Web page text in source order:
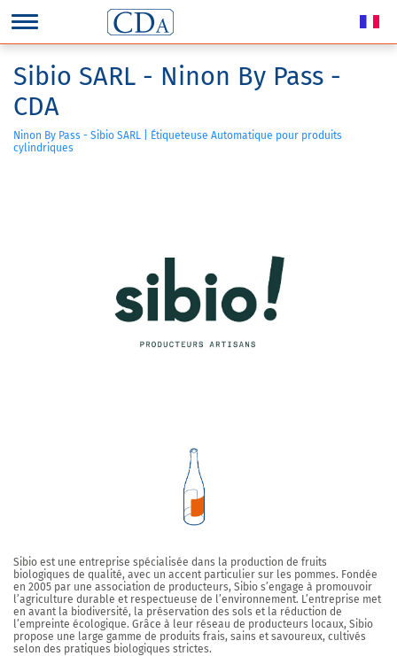
Sibio SARL - Ninon By Pass -
CDA
Ninon By Pass - Sibio SARL | Étiqueteuse Automatique pour produits
cylindriques
Sibio est une entreprise spécialisée dans la production de fruits
biologiques de qualité, avec un accent particulier sur les pommes. Fondée
en 2005 par une association de producteurs, Sibio s’engage à promouvoir
l’agriculture durable et respectueuse de l’environnement. L’entreprise met
en avant la biodiversité, la préservation des sols et la réduction de
l’empreinte écologique. Grâce à leur réseau de producteurs locaux, Sibio
propose une large gamme de produits frais, sains et savoureux, cultivés
selon des pratiques biologiques strictes.